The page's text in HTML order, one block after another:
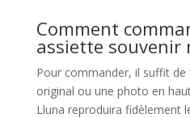
Comment
assiette souvenir
Pour commander, il suffit
original ou une photo en
Lluna reproduira fidèlement